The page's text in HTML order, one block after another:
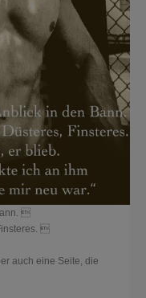


auch eine Seite, die